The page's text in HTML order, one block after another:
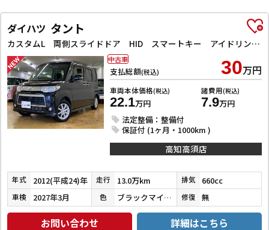
ダイハツ タント
カスタムL 両側スライドドア HID スマートキー アイドリングストップ 電動格納ミラー ベンチシート CVT 盗難防止システム ABS アルミホイール 衝突安全ボディ エアコン パワーステアリング
支払総額(税込) 30万円
車両本体価格(税込)
22.1万円
諸費用(税込)
7.9万円
法定整備：整備付
保証付 (1ヶ月・1000km )
中古車
高知高須店
年式 2012(平成24)年 走行 13.0万km 排気 660cc
車検 2027年3月 色 ブラックマイカメタリック 修復 無
お問い合わせ 詳細はこちら